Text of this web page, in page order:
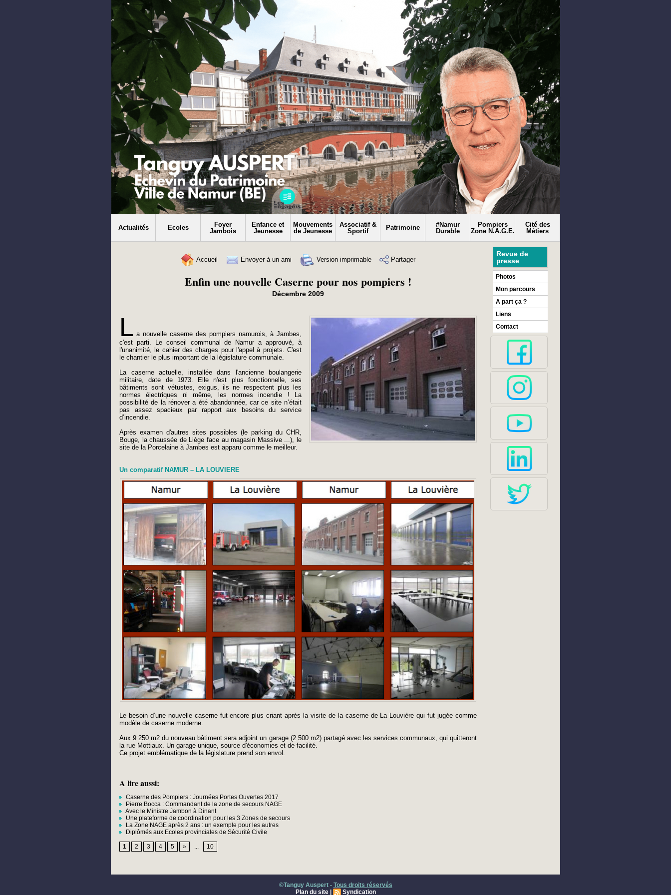
Actualités Ecoles
Foyer
Jambois
Enfance et
Jeunesse
Mouvements
de Jeunesse
Associatif &
Sportif
Patrimoine
#Namur
Durable
Pompiers
Zone N.A.G.E.
Cité des
Métiers
Accueil Envoyer à un ami Version imprimable Partager
Enfin une nouvelle Caserne pour nos pompiers !
Décembre 2009
L a nouvelle caserne des pompiers namurois, à Jambes,
c'est parti. Le conseil communal de Namur a approuvé, à
l'unanimité, le cahier des charges pour l'appel à projets. C'est
le chantier le plus important de la législature communale.
La caserne actuelle, installée dans l'ancienne boulangerie
militaire, date de 1973. Elle n'est plus fonctionnelle, ses
bâtiments sont vétustes, exigus, ils ne respectent plus les
normes électriques ni même, les normes incendie ! La
possibilité de la rénover a été abandonnée, car ce site n’était
pas assez spacieux par rapport aux besoins du service
d’incendie.
Après examen d'autres sites possibles (le parking du CHR,
Bouge, la chaussée de Liège face au magasin Massive ...), le
site de la Porcelaine à Jambes est apparu comme le meilleur.
Un comparatif NAMUR – LA LOUVIERE
Le besoin d’une nouvelle caserne fut encore plus criant après la visite de la caserne de La Louvière qui fut jugée comme
modèle de caserne moderne.
Aux 9 250 m2 du nouveau bâtiment sera adjoint un garage (2 500 m2) partagé avec les services communaux, qui quitteront
la rue Mottiaux. Un garage unique, source d'économies et de facilité.
Ce projet emblématique de la législature prend son envol.
A lire aussi:
Caserne des Pompiers : Journées Portes Ouvertes 2017
Pierre Bocca : Commandant de la zone de secours NAGE
Avec le Ministre Jambon à Dinant
Une plateforme de coordination pour les 3 Zones de secours
La Zone NAGE après 2 ans : un exemple pour les autres
Diplômés aux Ecoles provinciales de Sécurité Civile
1 2 3 4 5 » 10
Revue de
presse
Photos
Mon parcours
A part ça ?
Liens
Contact
©Tanguy Auspert - Tous droits réservés
Plan du site
Syndication